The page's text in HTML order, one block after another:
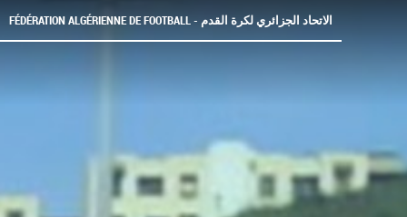
FÉDÉRATION ALGÉRIENNE DE FOOTBALL - الاتحاد الجزائري لكرة القدم